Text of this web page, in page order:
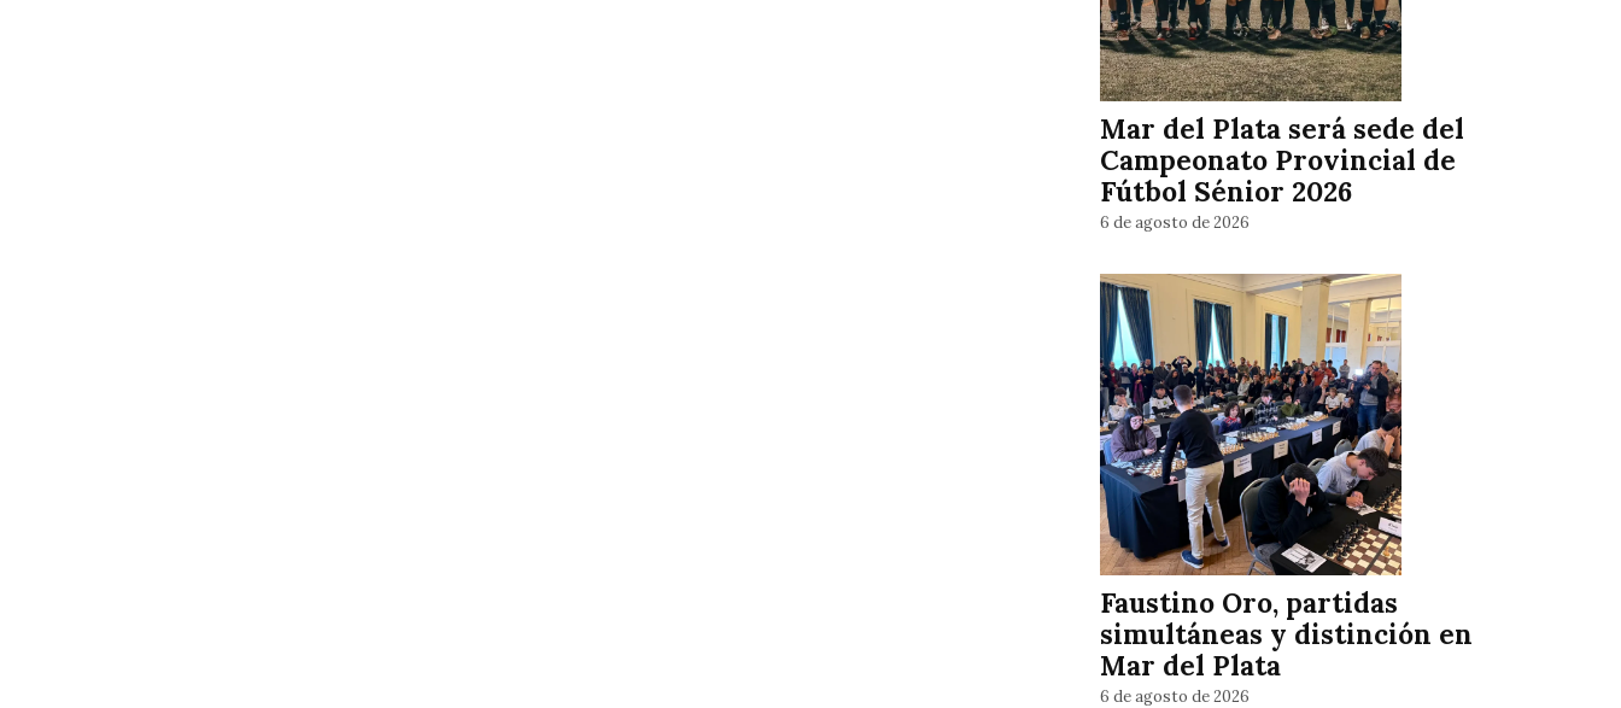
Mar del Plata será sede del
Campeonato Provincial de
Fútbol Sénior 2026
6 de agosto de 2026
Faustino Oro, partidas
simultáneas y distinción en
Mar del Plata
6 de agosto de 2026